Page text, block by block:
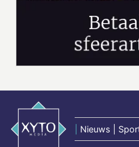
Nieuws |